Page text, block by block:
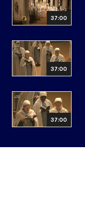
37:00
37:00
37:00